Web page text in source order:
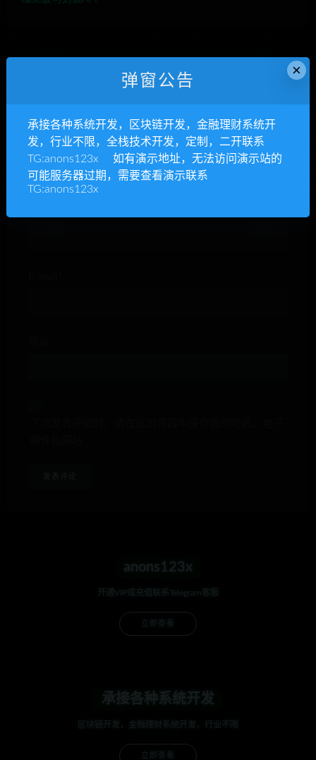
anons123x
开通VIP或充值联系Telegram客服
立即查看
承接各种系统开发
区块链开发，金融理财系统开发，行业不限
立即查看
×
弹窗公告
承接各种系统开发，区块链开发，金融理财系统开
发，行业不限，全栈技术开发，定制，二开联系
TG:anons123x 如有演示地址，无法访问演示站的
可能服务器过期，需要查看演示联系
TG:anons123x